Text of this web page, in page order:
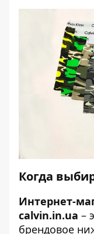
Когда
Интернет-
calvin.in.ua –
брендовое